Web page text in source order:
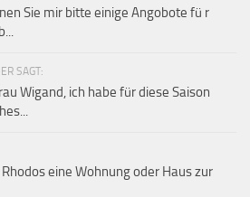
Sie mir bitte einige Angobote fü r
SAGT:
Wigand, ich habe für diese Saison
eine Wohnung oder Haus zur